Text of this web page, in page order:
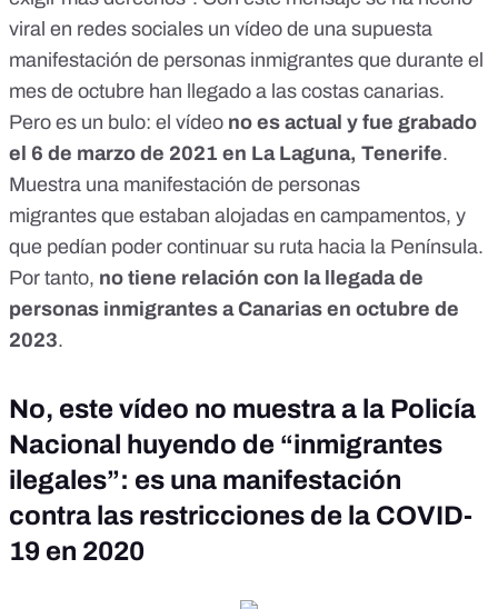
viral en redes sociales un vídeo de una supuesta
manifestación de personas inmigrantes que durante el
mes de octubre han llegado a las costas canarias.
Pero es un bulo: el vídeo no es actual y fue grabado
el 6 de marzo de 2021 en La Laguna, Tenerife.
Muestra una manifestación de personas
migrantes que estaban alojadas en campamentos, y
que pedían poder continuar su ruta hacia la Península.
Por tanto, no tiene relación con la llegada de
personas inmigrantes a Canarias en octubre de
2023.
No, este vídeo no muestra a la Policía
Nacional huyendo de “inmigrantes
ilegales”: es una manifestación
contra las restricciones de la COVID-
19 en 2020